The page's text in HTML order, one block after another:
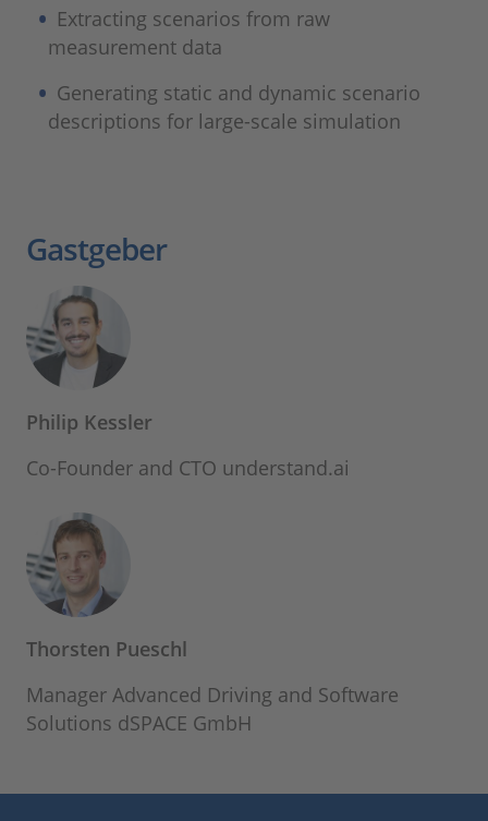
Extracting scenarios from raw
measurement data
Generating static and dynamic scenario
descriptions for large-scale simulation
Gastgeber
Philip Kessler
Co-Founder and CTO understand.ai
Thorsten Pueschl
Manager Advanced Driving and Software
Solutions dSPACE GmbH